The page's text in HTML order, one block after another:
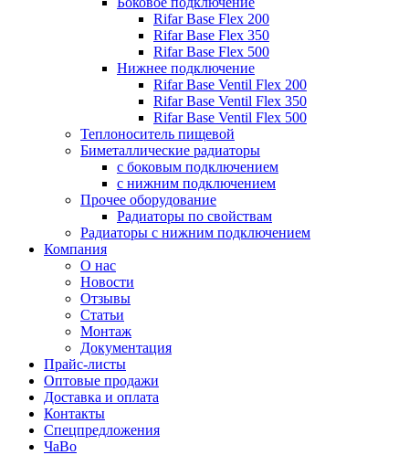
Rifar Base Flex 200
Rifar Base Flex 350
Rifar Base Flex 500
Нижнее подключение
Rifar Base Ventil Flex 200
Rifar Base Ventil Flex 350
Rifar Base Ventil Flex 500
Теплоноситель пищевой
Биметаллические радиаторы
с боковым подключением
с нижним подключением
Прочее оборудование
Радиаторы по свойствам
Радиаторы с нижним подключением
Компания
О нас
Новости
Отзывы
Статьи
Монтаж
Документация
Прайс-листы
Оптовые продажи
Доставка и оплата
Контакты
Спецпредложения
ЧаВо